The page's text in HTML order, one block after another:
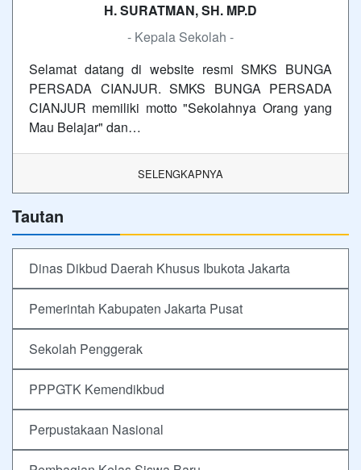
H. SURATMAN, SH. MP.D
- Kepala Sekolah -
Selamat datang di website resmi SMKS BUNGA
PERSADA CIANJUR. SMKS BUNGA PERSADA
CIANJUR memiliki motto "Sekolahnya Orang yang
Mau Belajar" dan…
SELENGKAPNYA
Tautan
Dinas Dikbud Daerah Khusus Ibukota Jakarta
Pemerintah Kabupaten Jakarta Pusat
Sekolah Penggerak
PPPGTK Kemendikbud
Perpustakaan Nasional